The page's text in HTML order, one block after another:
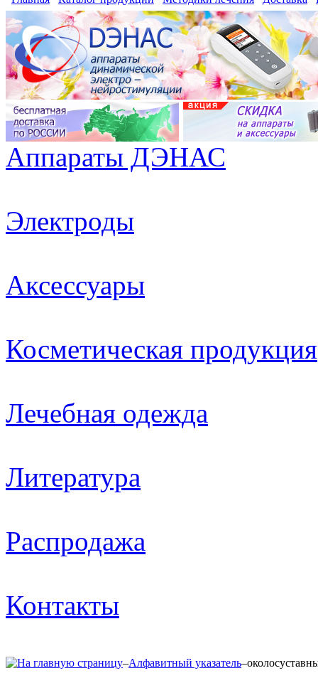
Аппараты ДЭНАС
Электроды
Аксессуары
Косметическая продукция
Лечебная одежда
Литература
Распродажа
Контакты
–Алфавитный указатель–